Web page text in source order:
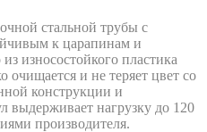
стальной трубы с
к царапинам и
износостойкого пластика
очищается и не теряет цвет со
конструкции и
выдерживает нагрузку до 120
производителя.